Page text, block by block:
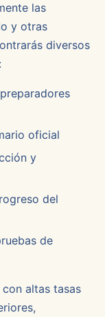
las
y otras
diversos
oficial
y
del
de
altas tasas